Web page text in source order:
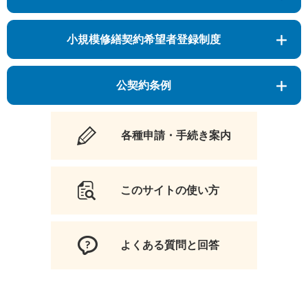
小規模修繕契約希望者登録制度
公契約条例
各種申請・手続き案内
このサイトの使い方
よくある質問と回答